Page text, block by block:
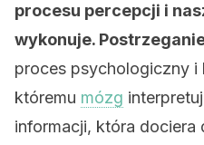
procesu percepcji i
wykonuje.
proces psychologiczny
któremu mózg
informacji, która dociera